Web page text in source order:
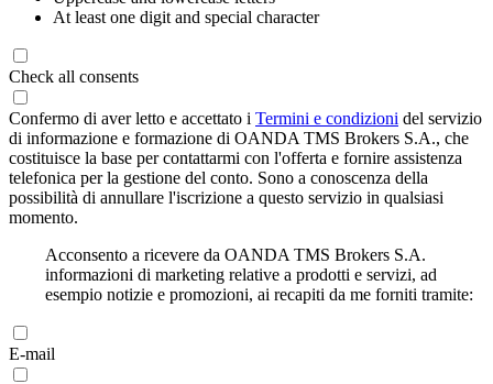
At least one digit and special character
Check all consents
Confermo di aver letto e accettato i Termini e condizioni del servizio
di informazione e formazione di OANDA TMS Brokers S.A., che
costituisce la base per contattarmi con l'offerta e fornire assistenza
telefonica per la gestione del conto. Sono a conoscenza della
possibilità di annullare l'iscrizione a questo servizio in qualsiasi
momento.
Acconsento a ricevere da OANDA TMS Brokers S.A.
informazioni di marketing relative a prodotti e servizi, ad
esempio notizie e promozioni, ai recapiti da me forniti tramite:
E-mail